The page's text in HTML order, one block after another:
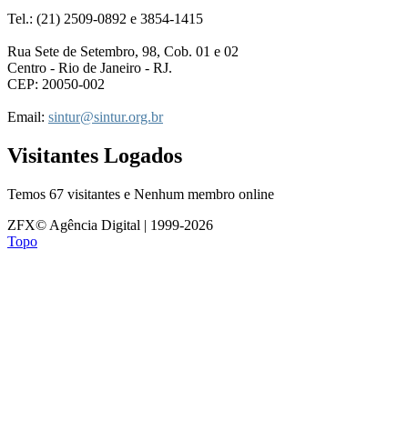
Tel.: (21) 2509-0892 e 3854-1415
Rua Sete de Setembro, 98, Cob. 01 e 02
Centro - Rio de Janeiro - RJ.
CEP: 20050-002
Email: sintur@sintur.org.br
Visitantes Logados
Temos 67 visitantes e Nenhum membro online
ZFX© Agência Digital | 1999-2026
Topo